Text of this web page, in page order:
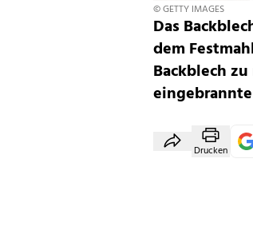
© GETTY IMAGES
Das
dem
Backblech
Drucken